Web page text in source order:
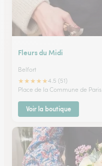
Fleurs du Midi
Belfort
★★★★★4.5 (51)
Place de la Commune de Paris
Voir la boutique